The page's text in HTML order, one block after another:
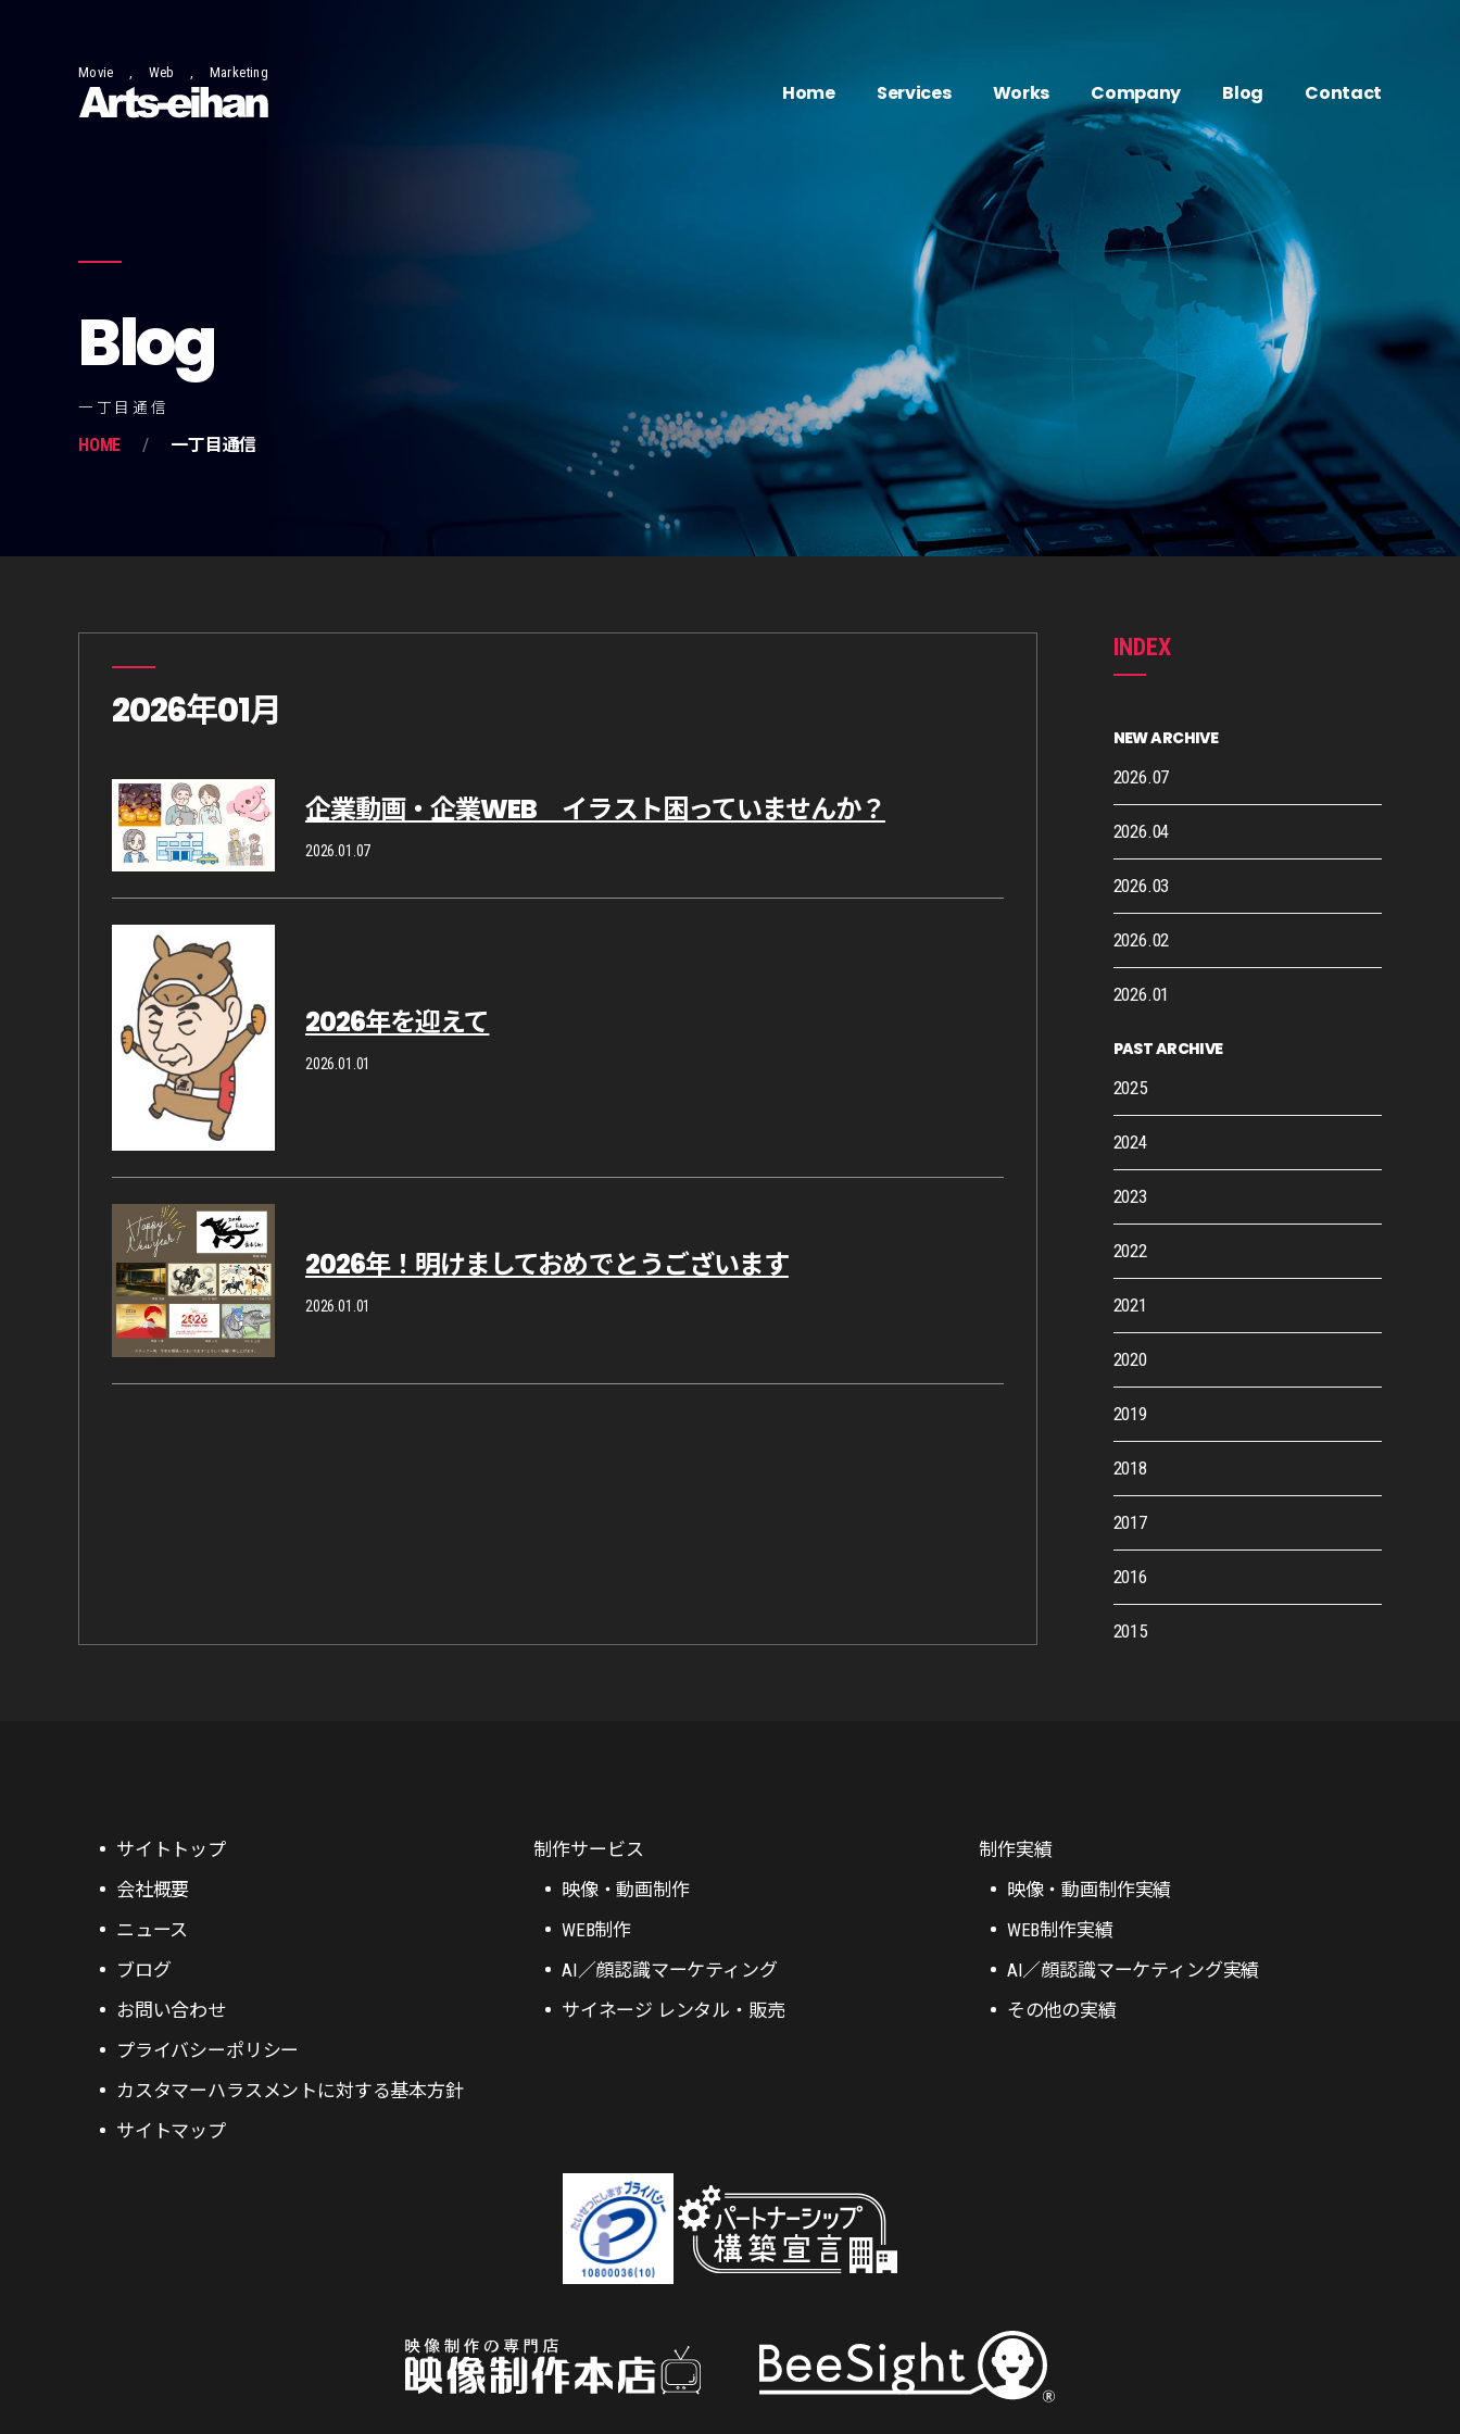
Movie , Web , Marketing
Home Services Works Company Blog
Contact
動画のプロのサブスク
Marketing AI／顔認識マーケティング
Degital Signage デジタルサイネージ
映像・動画制作実績
Web WEB制作実績
Marketing AI／顔認識マーケティング実績
Other その他制作実績
About 会社概要
Access アクセス
沿革
Blog
一丁目通信
HOME
一丁目通信
2026年01月
企業動画・企業WEB イラスト困っていませんか？
2026.01.07
2026年を迎えて
2026.01.01
2026年！明けましておめでとうございます
2026.01.01
INDEX
NEW ARCHIVE
2026.07
2026.04
2026.03
2026.02
2026.01
PAST ARCHIVE
2025
2024
2023
2022
2021
2020
2019
2018
2017
2016
2015
サイトトップ
会社概要
ニュース
ブログ
お問い合わせ
プライバシーポリシー
カスタマーハラスメントに対する基本方針
サイトマップ
制作サービス
映像・動画制作
WEB制作
AI／顔認識マーケティング
サイネージ レンタル・販売
制作実績
映像・動画制作実績
WEB制作実績
AI／顔認識マーケティング実績
その他の実績